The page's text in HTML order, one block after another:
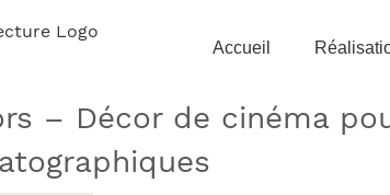
Accueil
– Décor de cinéma